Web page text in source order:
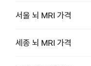
서울 뇌 MRI 가격
세종 뇌 MRI 가격